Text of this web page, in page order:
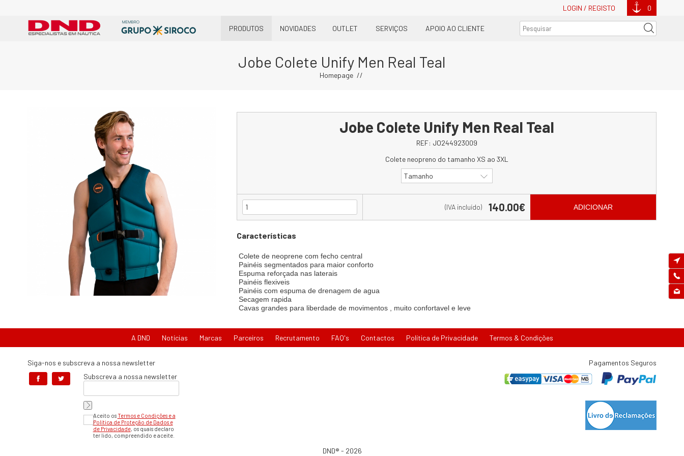
LOGIN / REGISTO 0
PRODUTOS NOVIDADES OUTLET SERVIÇOS APOIO AO CLIENTE
Jobe Colete Unify Men Real Teal
Homepage
Jobe Colete Unify Men Real Teal
REF: JO244923009
Colete neopreno do tamanho XS ao 3XL
Tamanho
(IVA incluído) 140.00€ ADICIONAR
Características
Colete de neoprene com fecho central
Painéis segmentados para maior conforto
Espuma reforçada nas laterais
Painéis flexiveis
Painéis com espuma de drenagem de agua
Secagem rapida
Cavas grandes para liberdade de movimentos , muito confortavel e leve
A DND Notícias Marcas Parceiros Recrutamento FAQ's Contactos Política de Privacidade Termos & Condições
Siga-nos e subscreva a nossa newsletter
Subscreva a nossa newsletter
Aceito osTermos e Condições e a
Política de Proteção de Dados e
de Privacidade, os quais declaro
ter lido, compreendido e aceite.
Pagamentos Seguros
DND® - 2026